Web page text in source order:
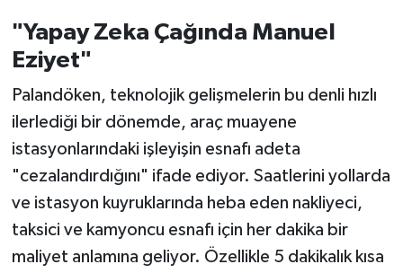
"Yapay Zeka Çağında Manuel
Eziyet"
Palandöken, teknolojik gelişmelerin bu denli hızlı
ilerlediği bir dönemde, araç muayene
istasyonlarındaki işleyişin esnafı adeta
"cezalandırdığını" ifade ediyor. Saatlerini yollarda
ve istasyon kuyruklarında heba eden nakliyeci,
taksici ve kamyoncu esnafı için her dakika bir
maliyet anlamına geliyor. Özellikle 5 dakikalık kısa